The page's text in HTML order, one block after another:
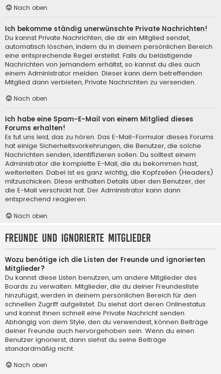
Nach oben
Ich bekomme ständig unerwünschte Private Nachrichten!
Du kannst Private Nachrichten, die dir ein Mitglied sendet,
automatisch löschen, indem du in deinem persönlichen Bereich
eine entsprechende Regel erstellst. Falls du belästigende
Nachrichten von jemandem erhältst, so kannst du dies auch
einem Administrator melden. Dieser kann dem betreffenden
Mitglied dann verbieten, Private Nachrichten zu versenden.
Nach oben
Ich habe eine Spam-E-Mail von einem Mitglied dieses
Forums erhalten!
Es tut uns leid, das zu hören. Das E-Mail-Formular dieses Forums
hat einige Sicherheitsvorkehrungen, die Benutzer, die solche
Nachrichten senden, identifizieren sollen. Du solltest einem
Administrator die komplette E-Mail, die du bekommen hast,
weiterleiten. Dabei ist es ganz wichtig, die Kopfzeilen (Headers)
mitzuschicken. Diese enthalten Details über den Benutzer, der
die E-Mail verschickt hat. Der Administrator kann dann
entsprechend reagieren.
Nach oben
Freunde und ignorierte Mitglieder
Wozu benötige ich die Listen der Freunde und ignorierten
Mitglieder?
Du kannst diese Listen benutzen, um andere Mitglieder des
Boards zu verwalten. Mitglieder, die du deiner Freundesliste
hinzufügst, werden in deinem persönlichen Bereich für den
schnellen Zugriff aufgelistet. Du siehst dort deren Onlinestatus
und kannst ihnen schnell eine Private Nachricht senden.
Abhängig von dem Style, den du verwendest, können Beiträge
deiner Freunde auch hervorgehoben sein. Wenn du einen
Benutzer ignorierst, dann siehst du seine Beiträge
standardmäßig nicht.
Nach oben